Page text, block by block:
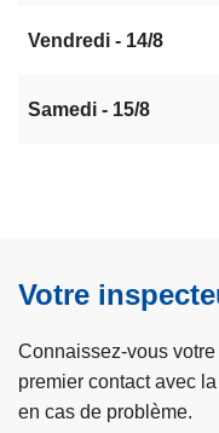
Vendredi - 14/8
Samedi - 15/8
Votre
Connaissez-vous
premier contact avec
en cas de problème.